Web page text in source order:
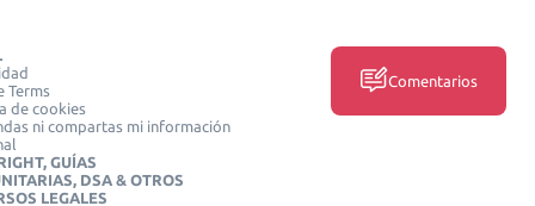
Terms
de cookies
ni compartas mi información
GUÍAS
DSA & OTROS
LEGALES
Comentarios